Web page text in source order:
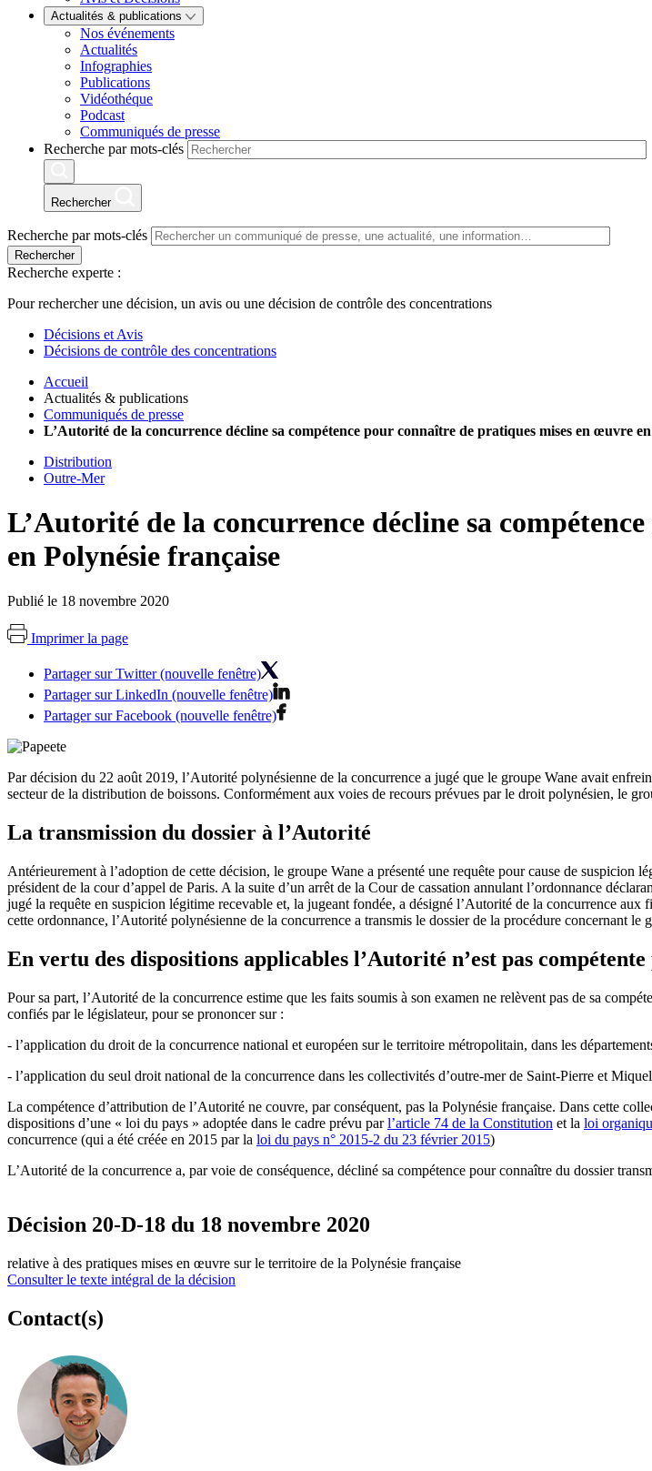
Actualités & publications
Nos événements
Actualités
Infographies
Publications
Vidéothéque
Podcast
Communiqués de presse
Recherche par mots-clés
Rechercher
Recherche par mots-clés
Rechercher
Recherche experte :
Pour rechercher une décision, un avis ou une décision de contrôle des concentrations
Décisions et Avis
Décisions de contrôle des concentrations
Accueil
Actualités & publications
Communiqués de presse
L’Autorité de la concurrence décline sa compétence pour connaître de pratiques mises en œuvre
Distribution
Outre-Mer
L’Autorité de la concurrence décline sa
en Polynésie française
Publié le 18 novembre 2020
Imprimer la page
Partager sur Twitter (nouvelle fenêtre)
Partager sur LinkedIn (nouvelle fenêtre)
Partager sur Facebook (nouvelle fenêtre)
Par décision du 22 août 2019, l’Autorité polynésienne de la concurrence a jugé que le groupe Wane avait
secteur de la distribution de boissons. Conformément aux voies de recours prévues par le droit polynésien, le
La transmission du dossier à l’Autorité
Antérieurement à l’adoption de cette décision, le groupe Wane a présenté une requête pour cause de
président de la cour d’appel de Paris. A la suite d’un arrêt de la Cour de cassation annulant l’ordonnance
jugé la requête en suspicion légitime recevable et, la jugeant fondée, a désigné l’Autorité de la concurrence
cette ordonnance, l’Autorité polynésienne de la concurrence a transmis le dossier de la procédure concernant le
En vertu des dispositions applicables l’Autorité n’est pas
Pour sa part, l’Autorité de la concurrence estime que les faits soumis à son examen ne relèvent pas de sa
confiés par le législateur, pour se prononcer sur :
- l’application du droit de la concurrence national et européen sur le territoire métropolitain, dans les
- l’application du seul droit national de la concurrence dans les collectivités d’outre‑mer de Saint‑Pierre et
La compétence d’attribution de l’Autorité ne couvre, par conséquent, pas la Polynésie française. Dans cette
dispositions d’une « loi du pays » adoptée dans le cadre prévu parl’article 74 de la Constitution et la loi
concurrence (qui a été créée en 2015 par la loi du pays n° 2015-2 du 23 février 2015)
L’Autorité de la concurrence a, par voie de conséquence, décliné sa compétence pour connaître du dossier
Décision 20-D-18 du 18 novembre 2020
relative à des pratiques mises en œuvre sur le territoire de la Polynésie française
Consulter le texte intégral de la décision
Contact(s)